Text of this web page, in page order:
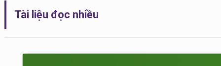
Tài liệu đọc nhiều